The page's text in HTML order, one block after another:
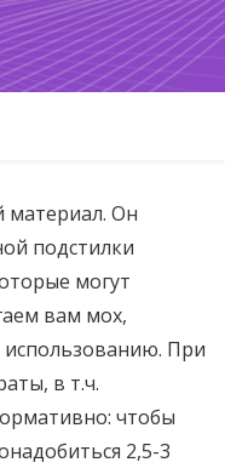
материал. Он
подстилки
могут
вам мох,
При
в т.ч.
чтобы
2,5-3